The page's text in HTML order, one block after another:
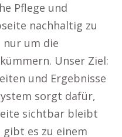
Pflege und
nachhaltig zu
nur um die
Unser Ziel:
und Ergebnisse
sorgt dafür,
sichtbar bleibt
es zu einem